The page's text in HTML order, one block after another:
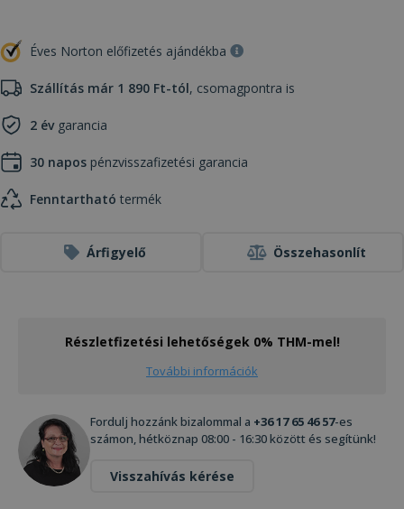
Éves Norton előfizetés ajándékba
Szállítás már 1 890 Ft-tól, csomagpontra is
2 évgarancia
30 napos pénzvisszafizetési garancia
Fenntartható termék
Árfigyelő Összehasonlít
Részletfizetési lehetőségek 0% THM-mel!
További információk
Fordulj hozzánk bizalommal a +36 17 65 46 57-es
számon, hétköznap 08:00 - 16:30 között és segítünk!
Visszahívás kérése